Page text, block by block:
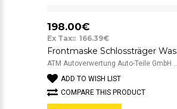
198.00€
Ex Tax:: 166.39€
ATM Autoverwertung Auto-Teile GmbH ..
ADD TO WISH LIST
COMPARE THIS PRODUCT